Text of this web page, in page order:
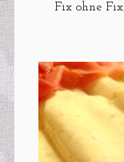
Fix ohne Fix,